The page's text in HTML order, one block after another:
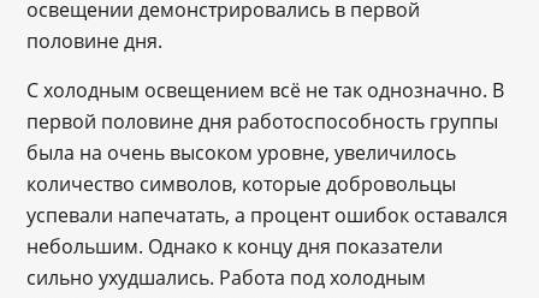
освещении демонстрировались в первой
половине дня.
С холодным освещением всё не так однозначно. В
первой половине дня работоспособность группы
была на очень высоком уровне, увеличилось
количество символов, которые добровольцы
успевали напечатать, а процент ошибок оставался
небольшим. Однако к концу дня показатели
сильно ухудшались. Работа под холодным